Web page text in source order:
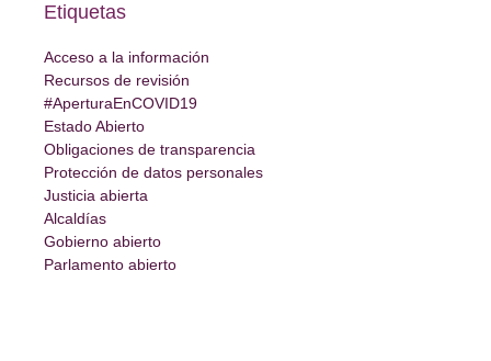
Etiquetas
Acceso a la información
Recursos de revisión
#AperturaEnCOVID19
Estado Abierto
Obligaciones de transparencia
Protección de datos personales
Justicia abierta
Alcaldías
Gobierno abierto
Parlamento abierto